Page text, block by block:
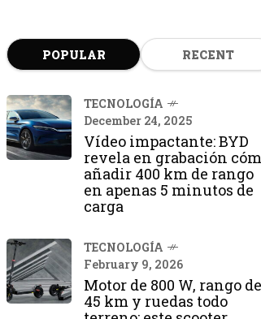
POPULAR RECENT
TECNOLOGÍA
December 24, 2025
Vídeo impactante: BYD
revela en grabación
añadir 400 km de rango
en apenas 5 minutos de
carga
TECNOLOGÍA
February 9, 2026
Motor de 800 W, rango de
45 km y ruedas todo